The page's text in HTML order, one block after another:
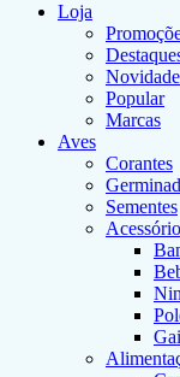
Loja
Popular
Marcas
Aves
Corantes
Sementes